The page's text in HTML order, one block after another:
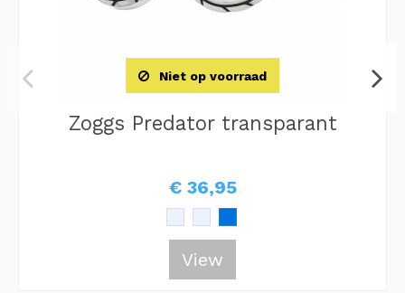
Niet op voorraad
Zoggs Predator transparant
€ 36,95
View